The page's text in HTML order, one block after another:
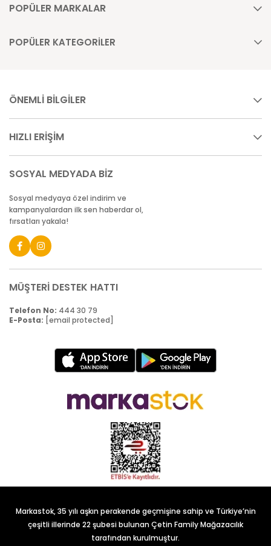
POPÜLER MARKALAR
POPÜLER KATEGORİLER
ÖNEMLİ BİLGİLER
HIZLI ERİŞİM
SOSYAL MEDYADA BİZ
Sosyal medyaya özel indirim ve
kampanyalardan ilk sen haberdar ol,
fırsatları yakala!
MÜŞTERİ DESTEK HATTI
Telefon No: 444 30 79
E-Posta: [email protected]
Markastok, 35 yılı aşkın perakende geçmişine sahip ve Türkiye’nin
çeşitli illerinde 22 şubesi bulunan Çetin Family Mağazacılık
tarafından kurulmuştur.